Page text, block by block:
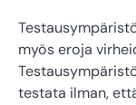
myös eroja
testata ilman,